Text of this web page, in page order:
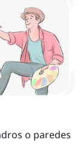
o paredes